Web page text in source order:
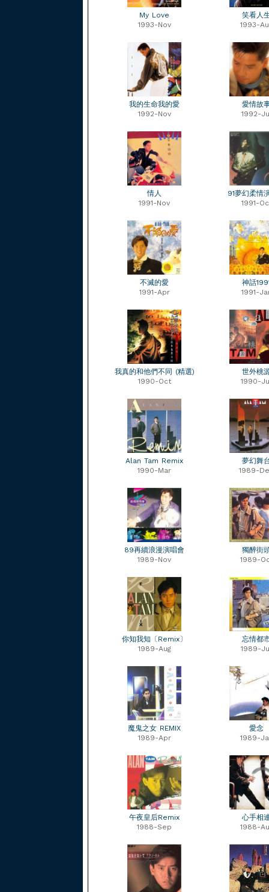
My Love
1993-Nov
笑看人
1993-
我的生命我的愛
1992-Nov
愛情故
1992-
情人
1991-Nov
91夢幻柔情
1991-
不滅的愛
1991-Apr
神話
1991-
我真的和他們不同 (精選)
1990-Oct
世外桃
1990-
Alan Tam Remix
1990-Mar
夢幻舞
1989-
89再續浪漫演唱會
1989-Nov
獨醉街
1989-
你知我知〔Remix〕
1989-Aug
忘情都
1989-
魔鬼之女 REMIX
1989-Apr
愛念
1989-
午夜皇后Remix
1988-Sep
心手相
1988-